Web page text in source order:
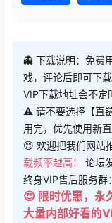
👻 下载说明：免费
戏，评论后即可下
VIP下载地址会不定
⚠ 请不要选择【直
用完，优先使用新
😊 欢迎把我们网站
载频率越高！ 论坛
终身VIP售后服务
😍 限时优惠，永
大量内部好看的